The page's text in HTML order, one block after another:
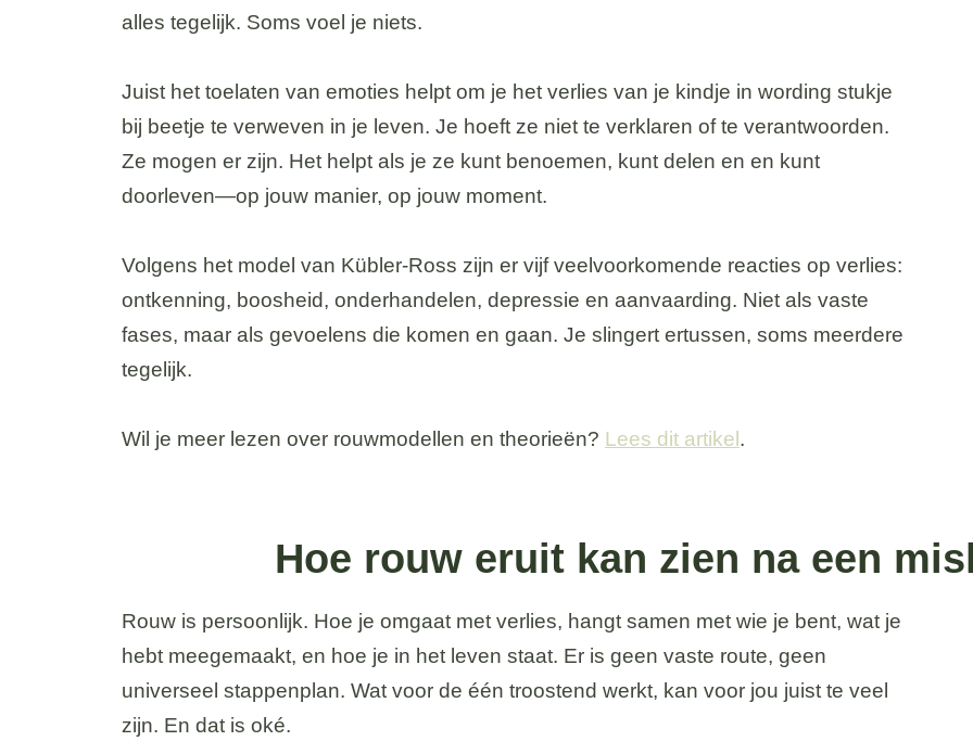
alles tegelijk. Soms voel je niets.
Juist het toelaten van emoties helpt om je het verlies van je kindje in wording stukje
bij beetje te verweven in je leven. Je hoeft ze niet te verklaren of te verantwoorden.
Ze mogen er zijn. Het helpt als je ze kunt benoemen, kunt delen en en kunt
doorleven—op jouw manier, op jouw moment.
Volgens het model van Kübler-Ross zijn er vijf veelvoorkomende reacties op verlies:
ontkenning, boosheid, onderhandelen, depressie en aanvaarding. Niet als vaste
fases, maar als gevoelens die komen en gaan. Je slingert ertussen, soms meerdere
tegelijk.
Wil je meer lezen over rouwmodellen en theorieën? Lees dit artikel .
Hoe rouw eruit kan zien na een
Rouw is persoonlijk. Hoe je omgaat met verlies, hangt samen met wie je bent, wat je
hebt meegemaakt, en hoe je in het leven staat. Er is geen vaste route, geen
universeel stappenplan. Wat voor de één troostend werkt, kan voor jou juist te veel
zijn. En dat is oké.